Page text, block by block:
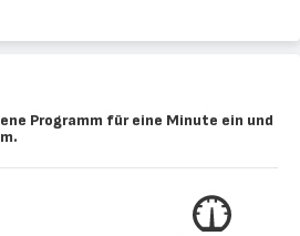
Programm für eine Minute ein und